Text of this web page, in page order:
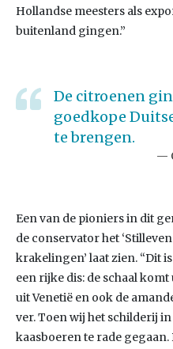
Hollandse meesters als
buitenland gingen.”
De citroenen
goedkope
te brengen.
Een van de pioniers in dit
de conservator het
krakelingen’ laat zien. “Dit
een rijke dis: de schaal
uit Venetië en ook de
ver. Toen wij het schilderij
kaasboeren te rade